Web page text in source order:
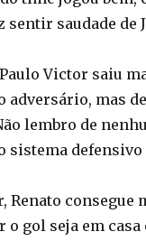
sentir saudade de
Victor saiu
adversário, mas
lembro de
sistema
Renato consegue
o gol seja em